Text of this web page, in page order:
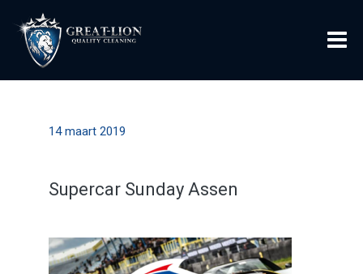
14 maart 2019
Supercar Sunday Assen